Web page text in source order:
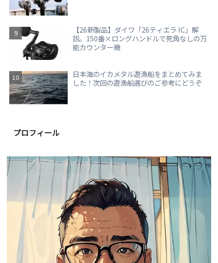
【26新製品】ダイワ「26ティエラ IC」解
説。150番×ロングハンドルで死角なしの万
能カウンター機
日本海のイカメタル遊漁船をまとめてみま
した！次回の遊漁船選びのご参考にどうぞ
プロフィール